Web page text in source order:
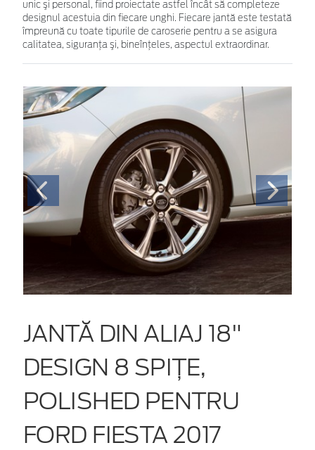
unic şi personal, fiind proiectate astfel încât să completeze
designul acestuia din fiecare unghi. Fiecare jantă este testată
împreună cu toate tipurile de caroserie pentru a se asigura
calitatea, siguranţa şi, bineînţeles, aspectul extraordinar.
JANTĂ DIN ALIAJ 18"
DESIGN 8 SPIȚE,
POLISHED PENTRU
FORD FIESTA 2017